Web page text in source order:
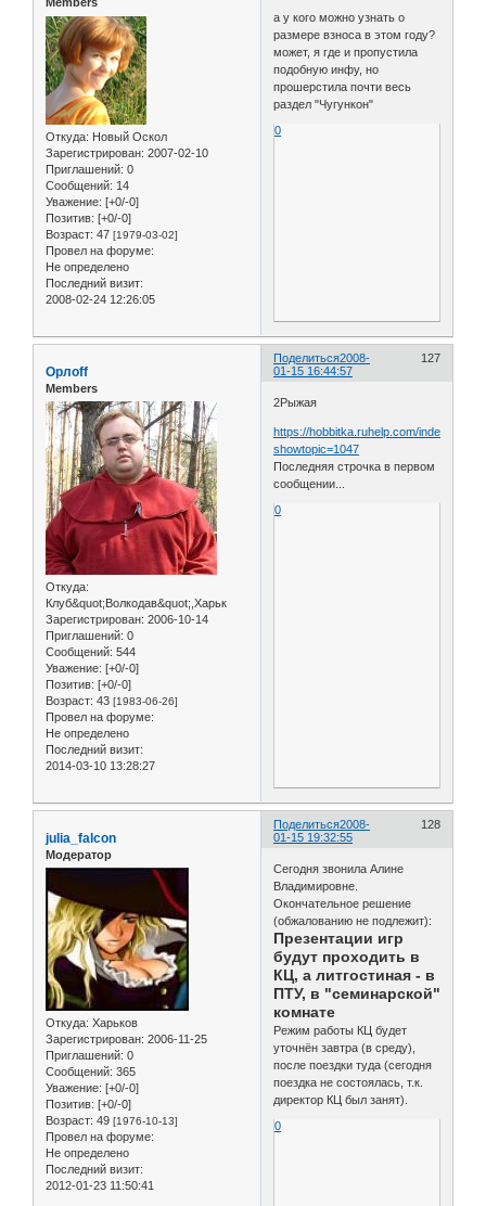
Откуда: Новый Оскол
Зарегистрирован: 2007-02-10
Приглашений: 0
Сообщений: 14
Уважение: [+0/-0]
Позитив: [+0/-0]
Возраст: 47 [1979-03-02]
Провел на форуме:
Не определено
Последний визит:
2008-02-24 12:26:05
а у кого можно узнать о
размере взноса в этом году?
может, я где и пропустила
подобную инфу, но
прошерстила почти весь
раздел "Чугункон"
0
Поделиться 127
2008-
01-15 16:44:57
Орлоff
Members
Откуда:
Клуб&quot;Волкодав&quot;,Харьк
Зарегистрирован: 2006-10-14
Приглашений: 0
Сообщений: 544
Уважение: [+0/-0]
Позитив: [+0/-0]
Возраст: 43 [1983-06-26]
Провел на форуме:
Не определено
Последний визит:
2014-03-10 13:28:27
2Рыжая
https://hobbitka.ruhelp.com/index.php?
showtopic=1047
Последняя строчка в первом
сообщении...
0
Поделиться 128
2008-
01-15 19:32:55
julia_falcon
Модератор
Откуда: Харьков
Зарегистрирован: 2006-11-25
Приглашений: 0
Сообщений: 365
Уважение: [+0/-0]
Позитив: [+0/-0]
Возраст: 49 [1976-10-13]
Провел на форуме:
Не определено
Последний визит:
2012-01-23 11:50:41
Сегодня звонила Алине
Владимировне.
Окончательное решение
(обжалованию не подлежит):
Презентации игр
будут проходить в
КЦ, а литгостиная - в
ПТУ, в "семинарской"
комнате
Режим работы КЦ будет
уточнён завтра (в среду),
после поездки туда (сегодня
поездка не состоялась, т.к.
директор КЦ был занят).
0